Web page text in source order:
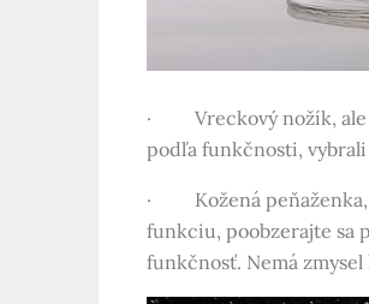
· Vreckový nožík, ale
podľa funkčnosti, vybrali
· Kožená peňaženka,
funkciu, poobzerajte sa
funkčnosť. Nemá